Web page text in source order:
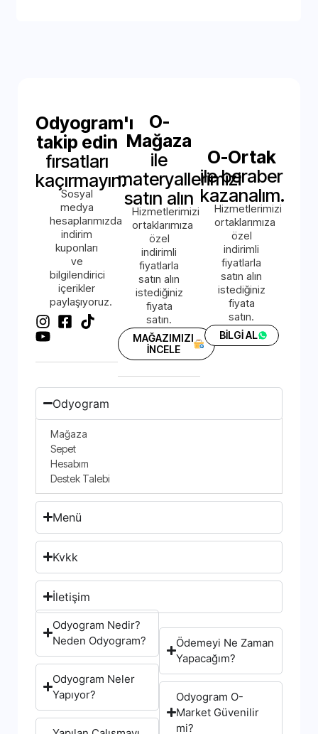
Odyogram'ı
takip edin
fırsatları
kaçırmayın.
Sosyal
medya
hesaplarımızda
indirim
kuponları
ve
bilgilendirici
içerikler
paylaşıyoruz.
O-
Mağaza
ile
materyallerimizi
satın alın
Hizmetlerimizi
ortaklarımıza
özel
indirimli
fiyatlarla
satın alın
istediğiniz
fiyata
satın.
MAĞAZIMIZI
İNCELE
O-Ortak
ile beraber
kazanalım.
Hizmetlerimizi
ortaklarımıza
özel
indirimli
fiyatlarla
satın alın
istediğiniz
fiyata
satın.
BİLGİ AL
Odyogram
Mağaza
Sepet
Hesabım
Destek Talebi
Menü
Kvkk
İletişim
Odyogram Nedir?
Neden Odyogram?
Odyogram Neler
Yapıyor?
Ödemeyi Ne Zaman
Yapacağım?
Odyogram O-
Market Güvenilir
mi?